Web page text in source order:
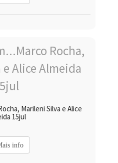
Marileni Silva e Alice
15jul
info